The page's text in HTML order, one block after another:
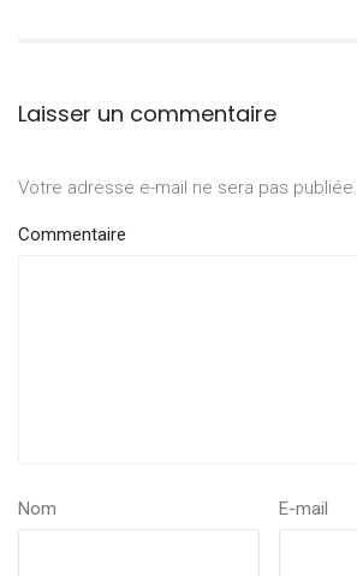
Laisser un commentaire
Votre adresse e-mail ne sera pas publiée.
Commentaire
Nom E-mail